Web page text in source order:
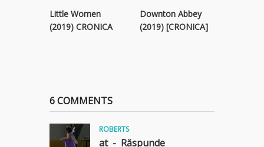
Little Women
(2019) CRONICA
Downton Abbey
(2019) [CRONICA]
6 COMMENTS
ROBERTS
at - Răspunde